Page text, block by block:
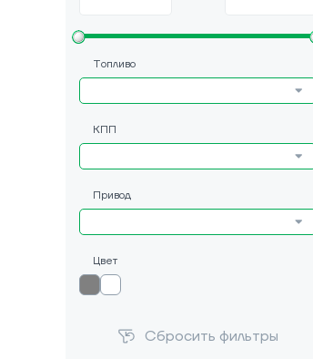
Топливо
КПП
Привод
Цвет
Сбросить фильтры